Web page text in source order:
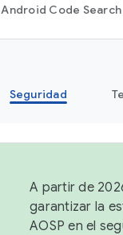
Android Code Search
Seguridad
A partir de
garantizar la
AOSP en el